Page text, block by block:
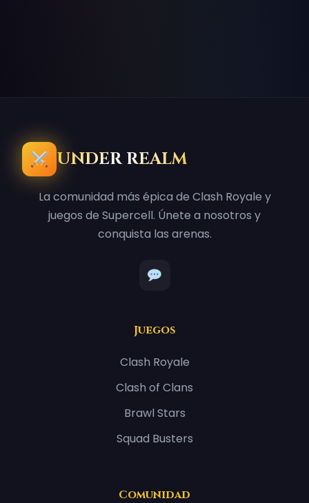
UNDER REALM
La comunidad más épica de Clash Royale y
juegos de Supercell. Únete a nosotros y
conquista las arenas.
Juegos
Clash Royale
Clash of Clans
Brawl Stars
Squad Busters
Comunidad